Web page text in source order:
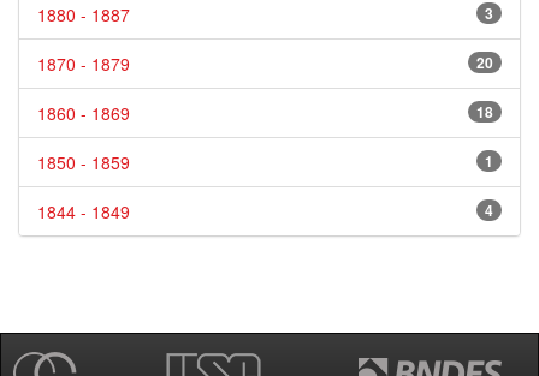
3
1880 - 1887
20
1870 - 1879
18
1860 - 1869
1
1850 - 1859
4
1844 - 1849